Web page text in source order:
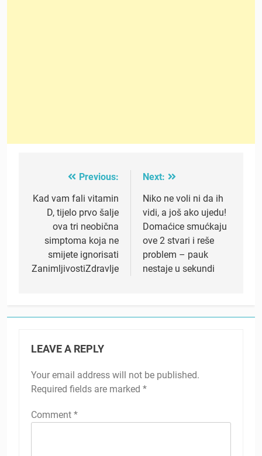
navigation
Previous:
Kad vam fali vitamin
D, tijelo prvo šalje
ova tri neobična
simptoma koja ne
smijete ignorisati
ZanimljivostiZdravlje
Next:
Niko ne voli ni da ih
vidi, a još ako ujedu!
Domaćice smućkaju
ove 2 stvari i reše
problem – pauk
nestaje u sekundi
LEAVE A REPLY
Your email address will not be published.
Required fields are marked *
Comment *